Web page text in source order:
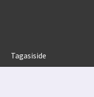
Tagasiside